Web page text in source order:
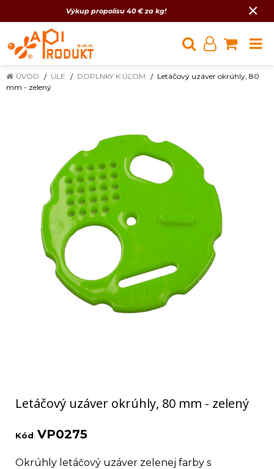
Výkup propolisu 40 € za kg! ×
ÚVOD ÚLE DOPLNKY K ÚĽOM
Letáčový uzáver okrúhly, 80
mm - zelený
Letáčový uzáver okrúhly, 80 mm - zelený
Kód: VP0275
Okrúhly letáčový uzáver zelenej farby s